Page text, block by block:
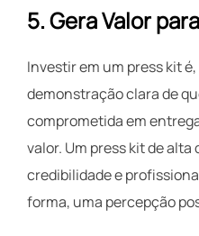
5.Gera Valor
Investir em um press kit
demonstração clara de
comprometida em
valor. Um press kit de
credibilidade e
forma, uma percepção